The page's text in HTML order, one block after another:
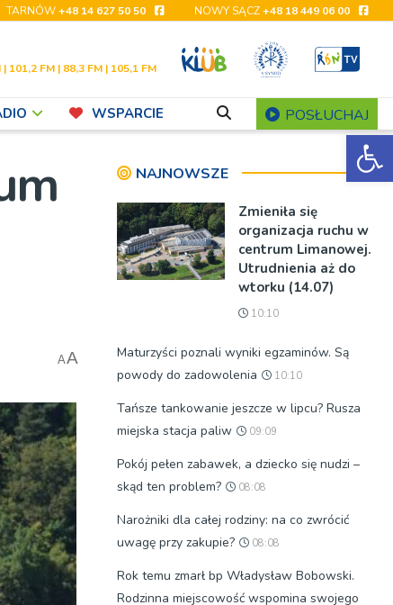
TARNÓW+48 14 627 50 50 NOWY SĄCZ+48 18 449 06 00
| 101,2 FM | 88,3 FM | 105,1 FM
WSPARCIE POSŁUCHAJ
AA
NAJNOWSZE
Zmieniła się
organizacja ruchu w
centrum Limanowej.
Utrudnienia aż do
wtorku (14.07)
10:10
Maturzyści poznali wyniki egzaminów. Są
powody do zadowolenia
10:10
Tańsze tankowanie jeszcze w lipcu? Rusza
miejska stacja paliw
09:09
Pokój pełen zabawek, a dziecko się nudzi –
skąd ten problem?
08:08
Narożniki dla całej rodziny: na co zwrócić
uwagę przy zakupie?
08:08
Rok temu zmarł bp Władysław Bobowski.
Rodzinna miejscowość wspomina swojego